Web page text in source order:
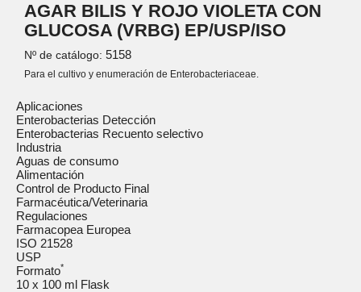
AGAR BILIS Y ROJO VIOLETA CON
GLUCOSA (VRBG) EP/USP/ISO
Nº de catálogo: 5158
Para el cultivo y enumeración de Enterobacteriaceae.
Aplicaciones
Enterobacterias Detección
Enterobacterias Recuento selectivo
Industria
Aguas de consumo
Alimentación
Control de Producto Final
Farmacéutica/Veterinaria
Regulaciones
Farmacopea Europea
ISO 21528
USP
Formato*
10 x 100 ml Flask